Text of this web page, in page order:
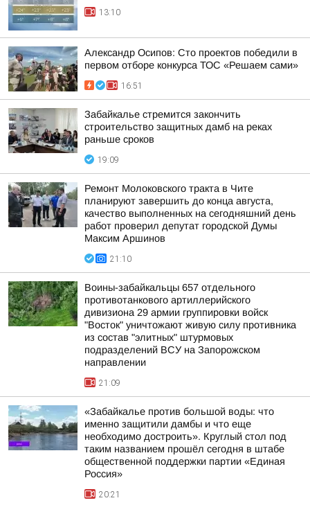
13:10
Александр Осипов: Сто проектов победили в
первом отборе конкурса ТОС «Решаем сами»
16:51
Забайкалье стремится закончить
строительство защитных дамб на реках
раньше сроков
19:09
Ремонт Молоковского тракта в Чите
планируют завершить до конца августа,
качество выполненных на сегодняшний день
работ проверил депутат городской Думы
Максим Аршинов
21:10
Воины-забайкальцы 657 отдельного
противотанкового артиллерийского
дивизиона 29 армии группировки войск
"Восток" уничтожают живую силу противника
из состав "элитных" штурмовых
подразделений ВСУ на Запорожском
направлении
21:09
«Забайкалье против большой воды: что
именно защитили дамбы и что еще
необходимо достроить». Круглый стол под
таким названием прошёл сегодня в штабе
общественной поддержки партии «Единая
Россия»
20:21